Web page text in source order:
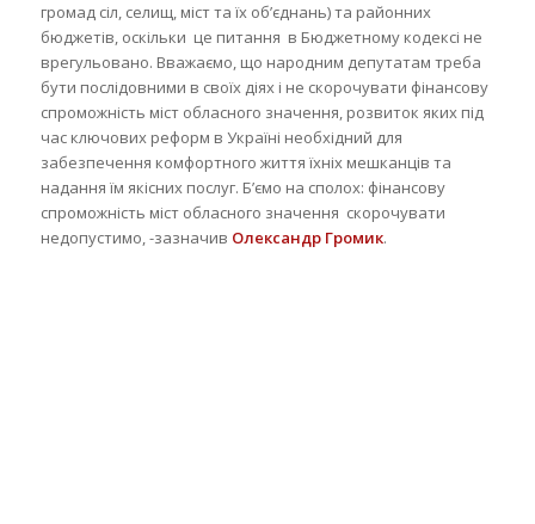
громад сіл, селищ, міст та їх об’єднань) та районних
бюджетів, оскільки це питання в Бюджетному кодексі не
врегульовано. Вважаємо, що народним депутатам треба
бути послідовними в своїх діях і не скорочувати фінансову
спроможність міст обласного значення, розвиток яких під
час ключових реформ в Україні необхідний для
забезпечення комфортного життя їхніх мешканців та
надання їм якісних послуг. Б’ємо на сполох: фінансову
спроможність міст обласного значення скорочувати
недопустимо, -зазначив Олександр Громик.